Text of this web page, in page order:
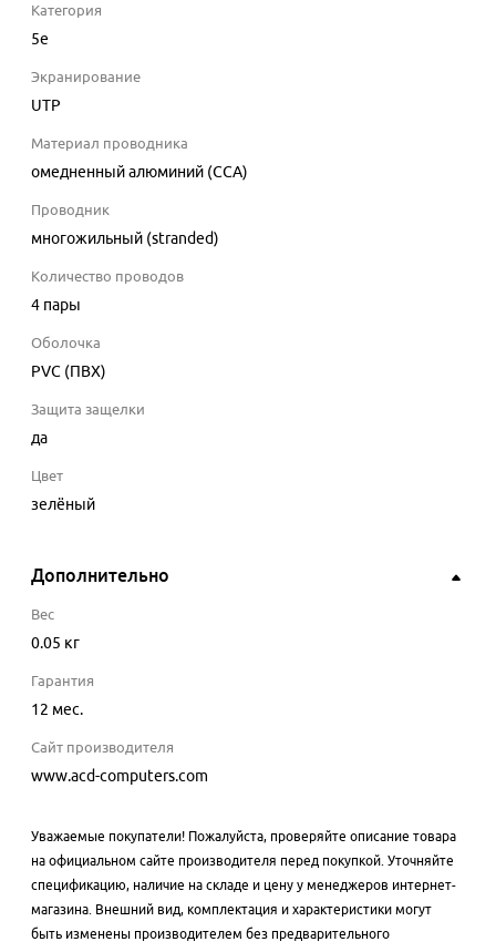
Категория
5e
Экранирование
UTP
Материал проводника
омедненный алюминий (CCA)
Проводник
многожильный (stranded)
Количество проводов
4 пары
Оболочка
PVC (ПВХ)
Защита защелки
да
Цвет
зелёный
Дополнительно
Вес
0.05 кг
Гарантия
12 мес.
Сайт производителя
www.acd-computers.com
Уважаемые покупатели! Пожалуйста, проверяйте описание товара
на официальном сайте производителя перед покупкой. Уточняйте
спецификацию, наличие на складе и цену у менеджеров интернет-
магазина. Внешний вид, комплектация и характеристики могут
быть изменены производителем без предварительного